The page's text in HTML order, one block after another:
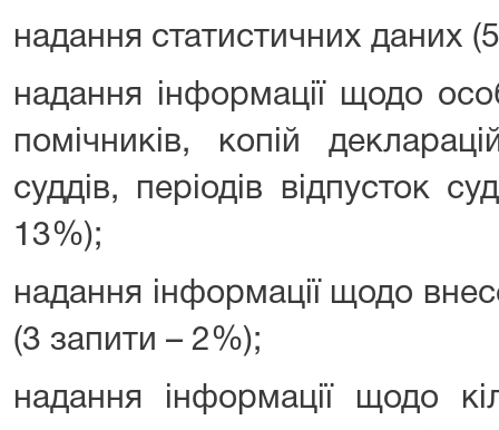
надання статистичних даних
надання інформації щодо
помічників, копій
суддів, періодів відпусток
13%);
надання інформації щодо
(3 запити – 2%);
надання інформації щодо